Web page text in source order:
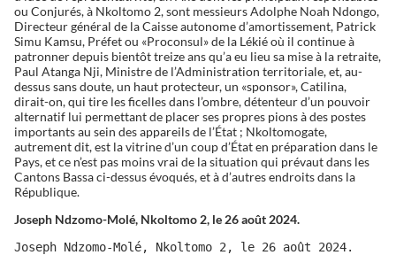
ou Conjurés, à Nkoltomo 2, sont messieurs Adolphe Noah Ndongo,
Directeur général de la Caisse autonome d’amortissement, Patrick
Simu Kamsu, Préfet ou «Proconsul» de la Lékié où il continue à
patronner depuis bientôt treize ans qu’a eu lieu sa mise à la retraite,
Paul Atanga Nji, Ministre de l’Administration territoriale, et, au-
dessus sans doute, un haut protecteur, un «sponsor», Catilina,
dirait-on, qui tire les ficelles dans l’ombre, détenteur d’un pouvoir
alternatif lui permettant de placer ses propres pions à des postes
importants au sein des appareils de l’État ; Nkoltomogate,
autrement dit, est la vitrine d’un coup d’État en préparation dans le
Pays, et ce n’est pas moins vrai de la situation qui prévaut dans les
Cantons Bassa ci-dessus évoqués, et à d’autres endroits dans la
République.
Joseph Ndzomo-Molé, Nkoltomo 2, le 26 août 2024.
Joseph Ndzomo-Molé, Nkoltomo 2, le 26 août 2024.